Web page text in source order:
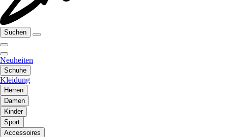
Suchen
Neuheiten
Schuhe
Kleidung
Herren
Damen
Kinder
Sport
Accessoires